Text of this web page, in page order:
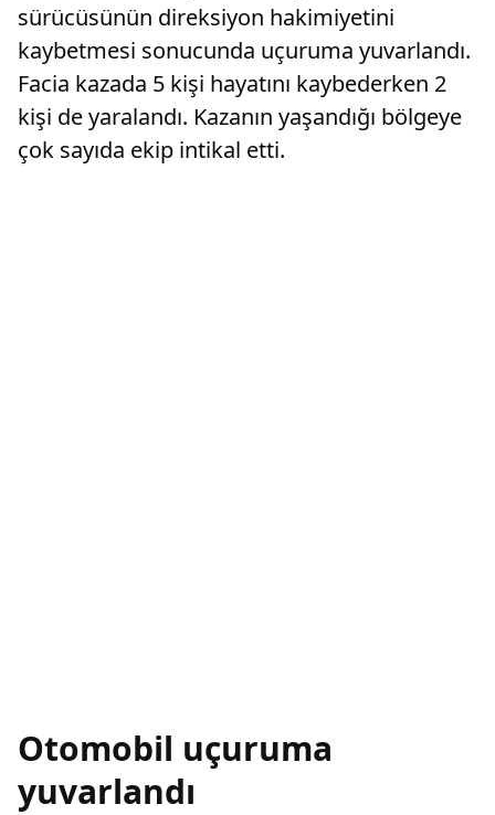
sürücüsünün direksiyon hakimiyetini
kaybetmesi sonucunda uçuruma yuvarlandı.
Facia kazada 5 kişi hayatını kaybederken 2
kişi de yaralandı. Kazanın yaşandığı bölgeye
çok sayıda ekip intikal etti.
Otomobil uçuruma
yuvarlandı